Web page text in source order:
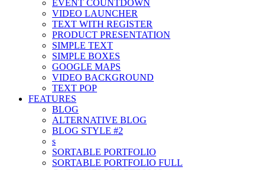
EVENT COUNTDOWN
VIDEO LAUNCHER
TEXT WITH REGISTER
PRODUCT PRESENTATION
SIMPLE TEXT
SIMPLE BOXES
GOOGLE MAPS
VIDEO BACKGROUND
TEXT POP
FEATURES
BLOG
ALTERNATIVE BLOG
BLOG STYLE #2
s
SORTABLE PORTFOLIO
SORTABLE PORTFOLIO FULL